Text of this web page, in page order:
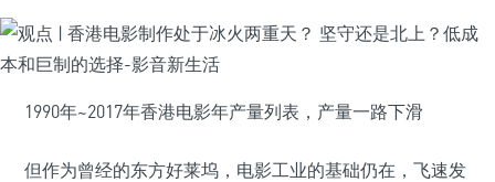
1990年~2017年香港电影年产量列表，产量一路下滑
但作为曾经的东方好莱坞，电影工业的基础仍在，飞速发